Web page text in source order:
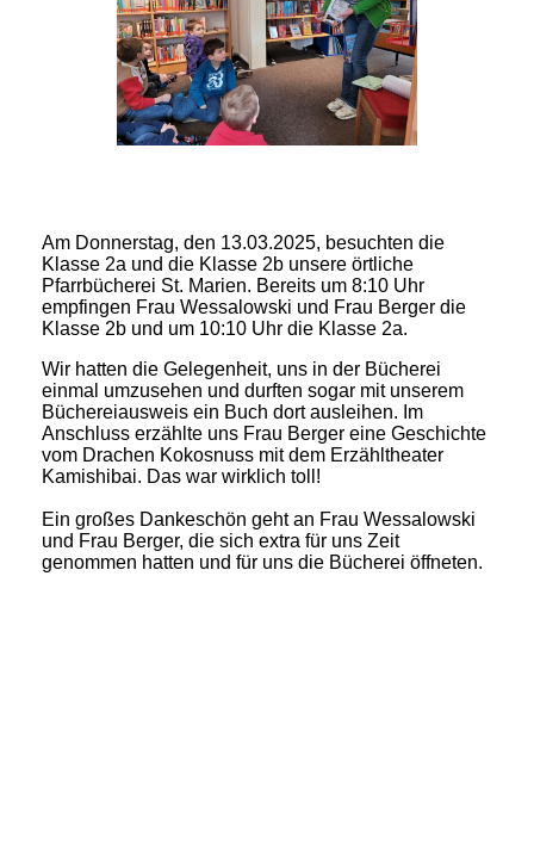
Am Donnerstag, den 13.03.2025, besuchten die
Klasse 2a und die Klasse 2b unsere örtliche
Pfarrbücherei St. Marien. Bereits um 8:10 Uhr
empfingen Frau Wessalowski und Frau Berger die
Klasse 2b und um 10:10 Uhr die Klasse 2a.
Wir hatten die Gelegenheit, uns in der Bücherei
einmal umzusehen und durften sogar mit unserem
Büchereiausweis ein Buch dort ausleihen. Im
Anschluss erzählte uns Frau Berger eine Geschichte
vom Drachen Kokosnuss mit dem Erzähltheater
Kamishibai. Das war wirklich toll!
Ein großes Dankeschön geht an Frau Wessalowski
und Frau Berger, die sich extra für uns Zeit
genommen hatten und für uns die Bücherei öffneten.